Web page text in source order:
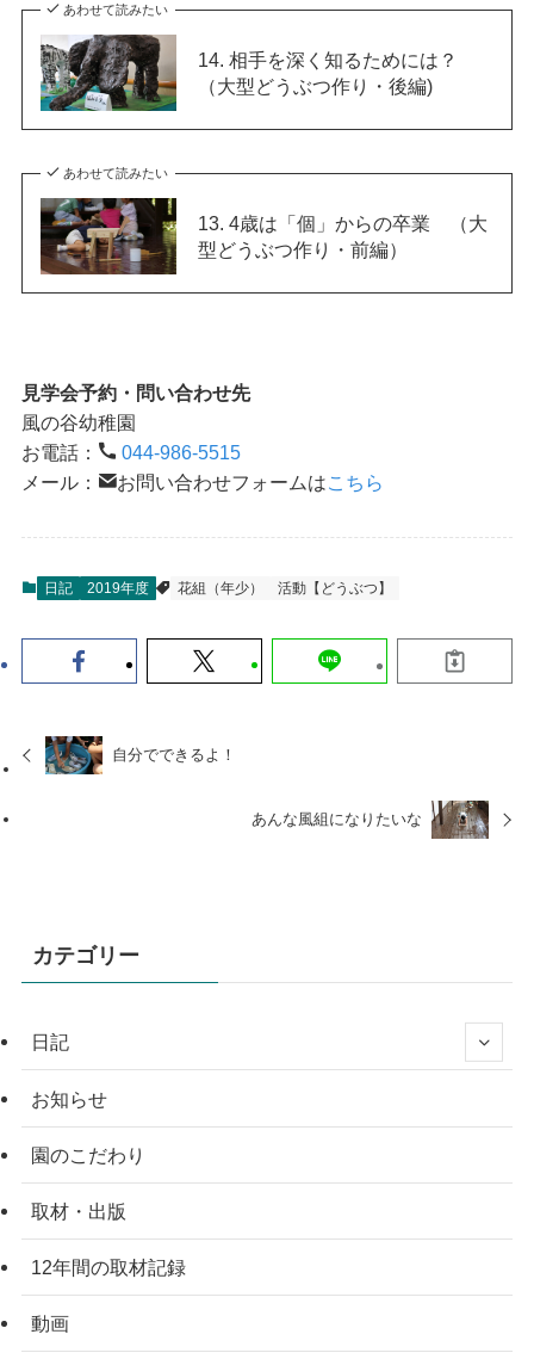
あわせて読みたい
14. 相手を深く知るためには？
（大型どうぶつ作り・後編)
あわせて読みたい
13. 4歳は「個」からの卒業 （大
型どうぶつ作り・前編）
見学会予約・問い合わせ先
風の谷幼稚園
お電話：
044-986-5515
メール：
お問い合わせフォームはこちら
日記 2019年度 花組（年少） 活動【どうぶつ】
自分でできるよ！
あんな風組になりたいな
カテゴリー
日記
お知らせ
園のこだわり
取材・出版
12年間の取材記録
動画